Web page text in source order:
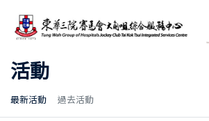
活動
最新活動 過去活動